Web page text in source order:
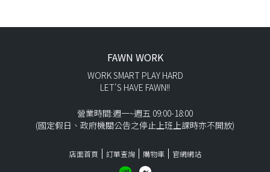
FAWN WORK
WORK SMART PLAY HARD
LET'S HAVE FAWN!!
營業時間:週一~週五 09:00-18:00
(國定假日、政府機關公告之停止上班上課時亦不開放)
店面首頁 訂單查詢 購物車 官網網站